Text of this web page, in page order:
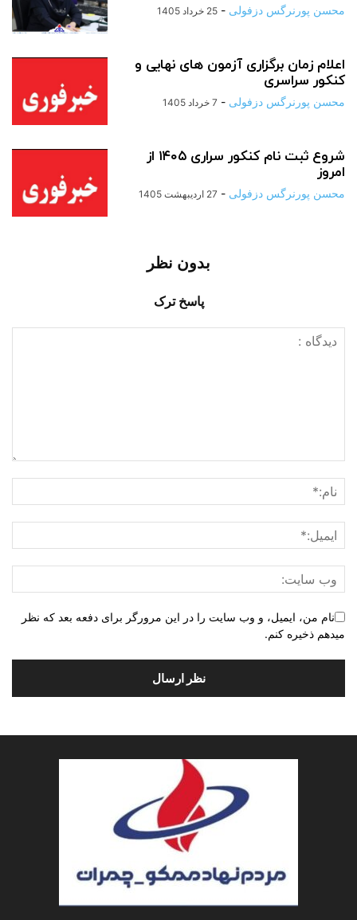
محسن پورنرگس دزفولی - 25 خرداد 1405
اعلام زمان برگزاری آزمون های نهایی و
کنکور سراسری
محسن پورنرگس دزفولی - 7 خرداد 1405
شروع ثبت نام کنکور سراری ۱۴۰۵ از
امروز
محسن پورنرگس دزفولی - 27 اردیبهشت 1405
بدون نظر
پاسخ ترک
نام من، ایمیل، و وب سایت را در این مرورگر برای دفعه بعد که نظر
میدهم ذخیره کنم.